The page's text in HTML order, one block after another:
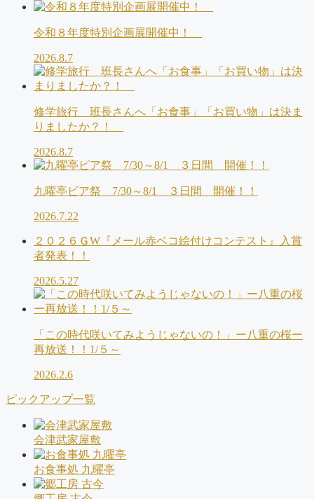
令和８年度特別企画展開催中！
2026.8.7
修学旅行 班長さんへ「お食事」「お買い物」は決ま
りましたか？！
2026.8.7
九曜亭ビア祭 7/30～8/1 ３日間 開催！！
2026.7.22
２０２６ＧW『メール赤ベコ絵付けコンテスト』入賞
者発表！！
2026.5.27
「この時代咲いてみようじゃないの！」ー八重の桜ー
再放送！！1/５～
2026.2.6
ピックアップ一覧
会津武家屋敷
お食事処 九曜亭